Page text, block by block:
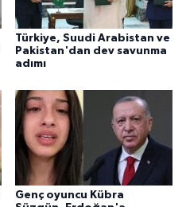
Türkiye, Suudi Arabistan ve
Pakistan'dan dev savunma
adımı
Genç oyuncu Kübra